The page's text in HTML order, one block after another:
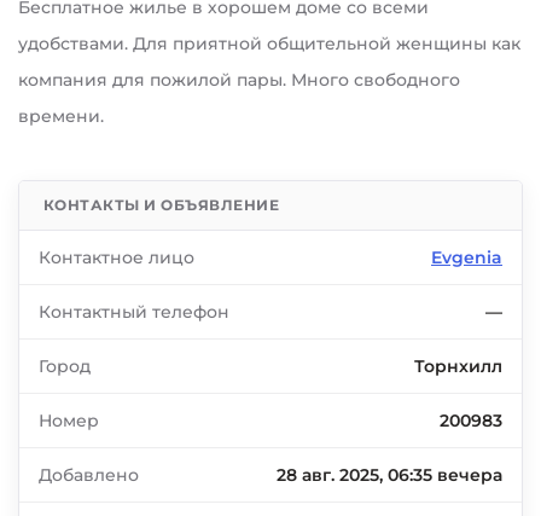
Бесплатное жилье в хорошем доме со всеми
удобствами. Для приятной общительной женщины как
компания для пожилой пары. Много свободного
времени.
КОНТАКТЫ И ОБЪЯВЛЕНИЕ
Контактное лицо Evgenia
Контактный телефон —
Город Торнхилл
Номер 200983
Добавлено 28 авг. 2025, 06:35 вечера